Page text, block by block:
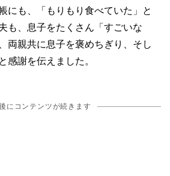
にも、「もりもり食べていた」と
も、息子をたくさん「すごいな
両親共に息子を褒めちぎり、そし
感謝を伝えました。
にコンテンツが続きます